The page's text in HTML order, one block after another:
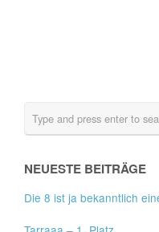
NEUESTE BEITRÄGE
Die 8 ist ja bekanntlich